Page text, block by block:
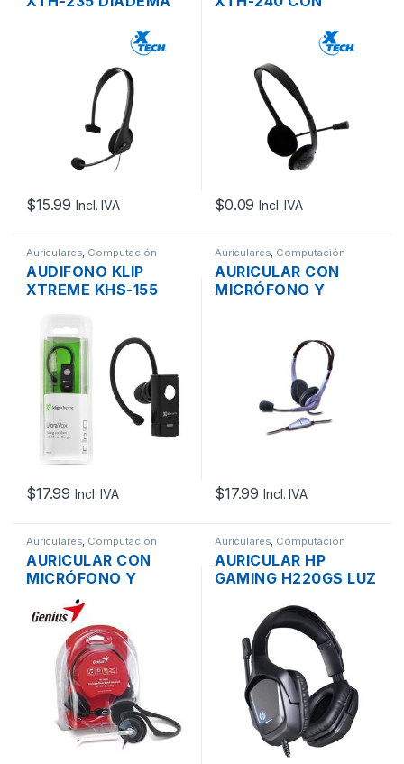
MICROFON USB
BRAZO AJUSTABLE
Y BOTON DE
CONTROL MANOS
$15.99 Incl. IVA
BRAZO AJUSTABLE
CABLE USB 1.8M
$0.09 Incl. IVA
Auriculares Computación
AUDIFONO KLIP
XTREME KHS-155
BLUETOOTH MANOS
LIBRES
$17.99 Incl. IVA
Auriculares Computación
AURICULAR CON
MICRÓFONO Y
HS-05A PLUG 3.5MM
$17.99 Incl. IVA
Auriculares Computación
AURICULAR CON
MICRÓFONO Y
CONTROL DE
VOLUMEN GENIUS
HS-300N PLUG
3.5MM PLEGABLE
Auriculares Computación
AURICULAR HP
GAMING H220GS LUZ
CON MICROFONO
AUTOAJUSTABLE
NEGRO